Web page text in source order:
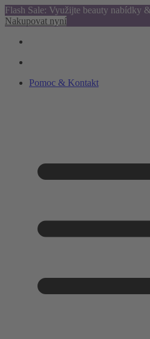
Flash Sale: Využijte beauty nabídky
Nakupovat nyní
Pomoc & Kontakt